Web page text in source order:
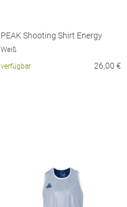
PEAK Shooting Shirt Energy
Weiß
verfügbar
26,00 €